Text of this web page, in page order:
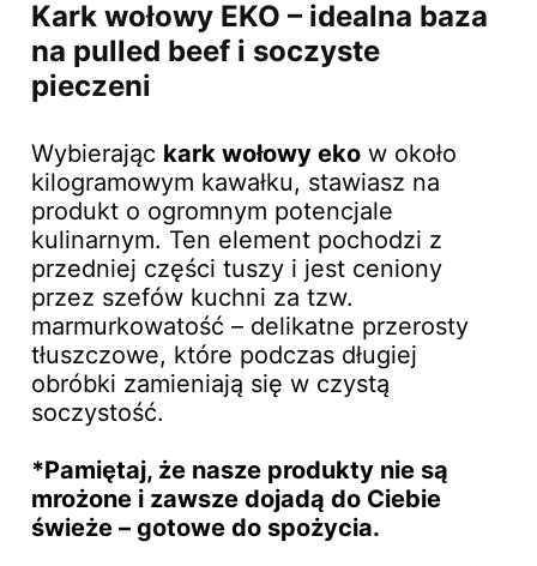
Kark wołowy EKO – idealna baza
na pulled beef i soczyste
pieczeni
Wybierając kark wołowy eko w około
kilogramowym kawałku, stawiasz na
produkt o ogromnym potencjale
kulinarnym. Ten element pochodzi z
przedniej części tuszy i jest ceniony
przez szefów kuchni za tzw.
marmurkowatość – delikatne przerosty
tłuszczowe, które podczas długiej
obróbki zamieniają się w czystą
soczystość.
*Pamiętaj, że nasze produkty nie są
mrożone i zawsze dojadą do Ciebie
świeże – gotowe do spożycia.